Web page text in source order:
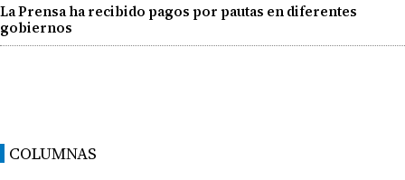
La Prensa ha recibido pagos por pautas en diferentes
gobiernos
COLUMNAS